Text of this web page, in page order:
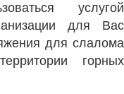
услугой
для Вас
для слалома
горных